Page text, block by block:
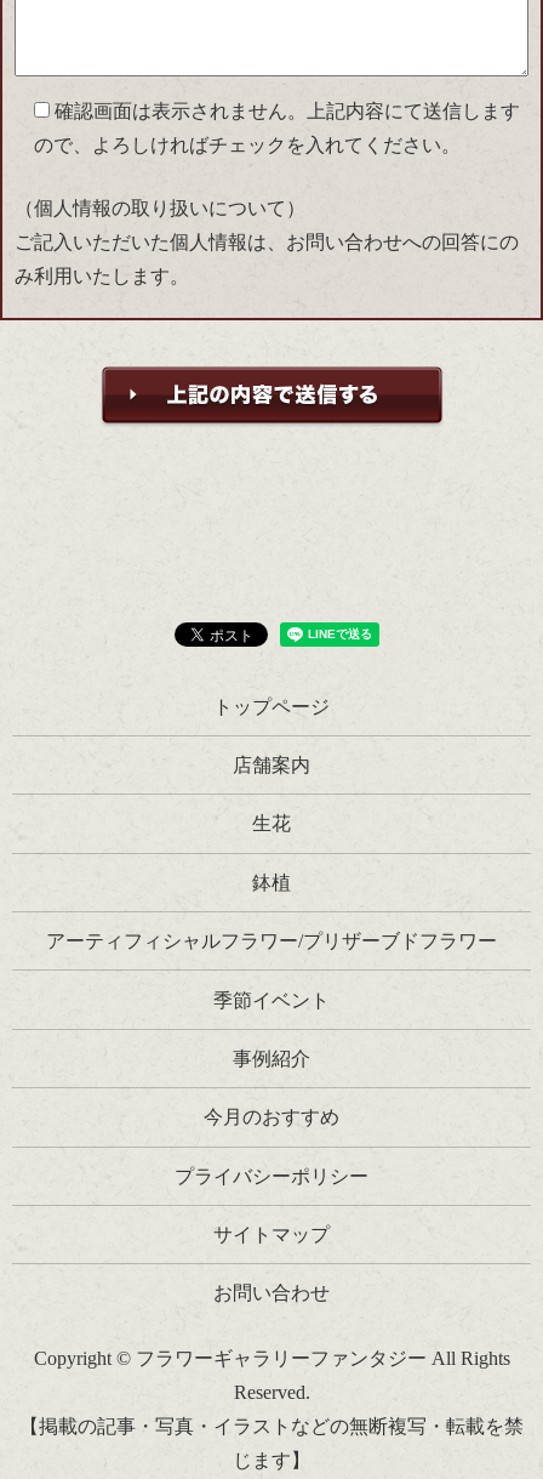
確認画面は表示されません。上記内容にて送信します
ので、よろしければチェックを入れてください。
（個人情報の取り扱いについて）
ご記入いただいた個人情報は、お問い合わせへの回答にの
み利用いたします。
トップページ
店舗案内
生花
鉢植
アーティフィシャルフラワー/プリザーブドフラワー
季節イベント
事例紹介
今月のおすすめ
プライバシーポリシー
サイトマップ
お問い合わせ
Copyright © フラワーギャラリーファンタジー All Rights
Reserved.
【掲載の記事・写真・イラストなどの無断複写・転載を禁
じます】